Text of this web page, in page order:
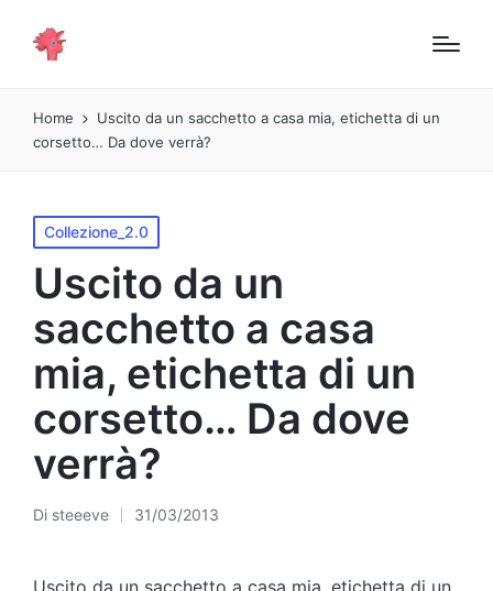
Home
Uscito da un sacchetto a casa mia, etichetta di un
corsetto… Da dove verrà?
Pubblicato
in
Collezione_2.0
Uscito da un
sacchetto a casa
mia, etichetta di un
corsetto… Da dove
verrà?
Pubblicato
Di steeeve 31/03/2013
Uscito da un sacchetto a casa mia, etichetta di un